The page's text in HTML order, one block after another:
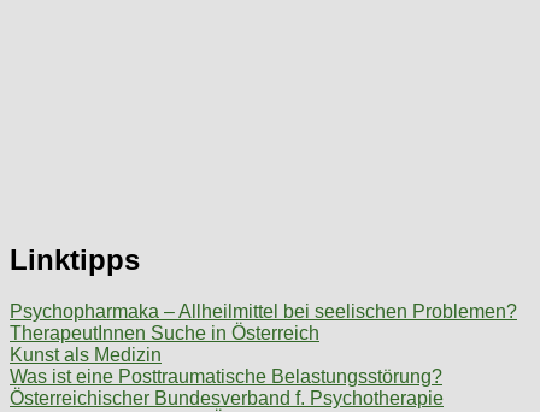
Linktipps
Psychopharmaka – Allheilmittel bei seelischen Problemen?
TherapeutInnen Suche in Österreich
Kunst als Medizin
Was ist eine Posttraumatische Belastungsstörung?
Österreichischer Bundesverband f. Psychotherapie